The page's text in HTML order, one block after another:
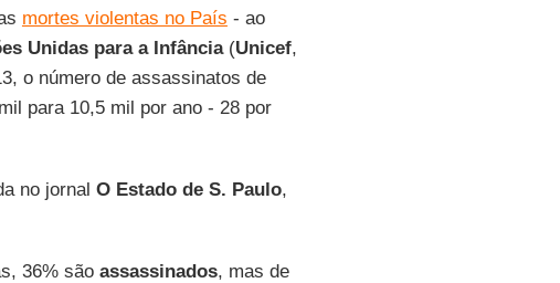
mortes violentas no País - ao
Unidas para a Infância(Unicef,
o número de assassinatos de
para 10,5 mil por ano - 28 por
no jornal O Estado de S. Paulo,
36% são assassinados, mas de